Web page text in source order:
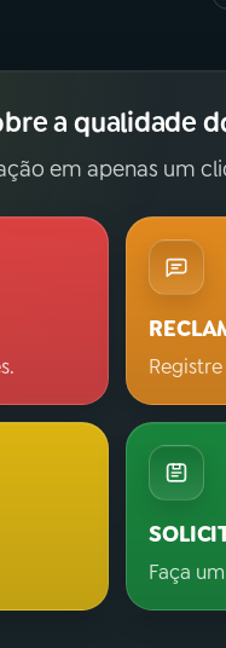
a qualidade
em apenas um
Faça